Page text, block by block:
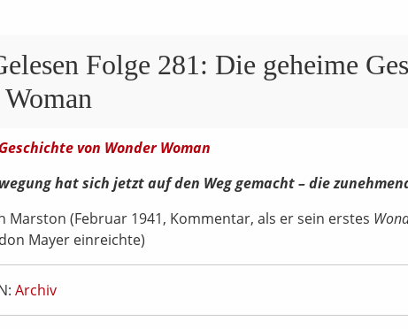
Folge 281: Die geheime
hat sich jetzt auf den Weg gemacht – die
Marston (Februar 1941, Kommentar, als er sein erstes
Mayer einreichte)
Archiv